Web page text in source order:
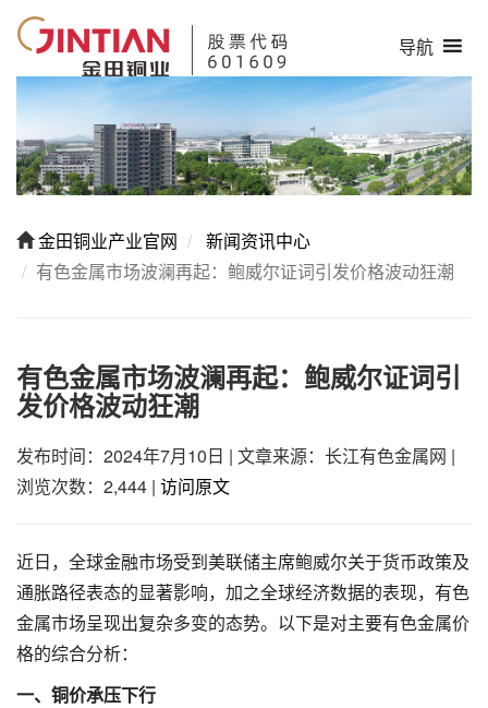
导航
金田铜业产业官网
新闻资讯中心
有色金属市场波澜再起：鲍威尔证词引发价格波动狂潮
有色金属市场波澜再起：鲍威尔证词引
发价格波动狂潮
发布时间：2024年7月10日 | 文章来源：长江有色金属网 |
浏览次数：2,444 | 访问原文
近日，全球金融市场受到美联储主席鲍威尔关于货币政策及
通胀路径表态的显著影响，加之全球经济数据的表现，有色
金属市场呈现出复杂多变的态势。以下是对主要有色金属价
格的综合分析：
一、铜价承压下行